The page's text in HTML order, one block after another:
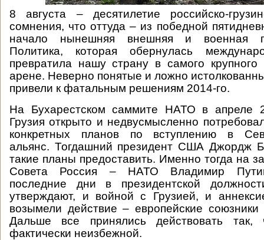
8 августа – десятилетие российско-
сомнения, что оттуда – из победной
начало нынешняя внешняя и военная
Политика, которая обернулась
превратила нашу страну в самого
арене. Неверно понятые и ложно
привели к фатальным решениям 2014-го.
На Бухарестском саммите НАТО в апреле
Грузия открыто и недвусмысленно
конкретных планов по вступлению в
альянс. Тогдашний президент США Джордж
такие планы предоставить. Именно тогда на
Совета Россия – НАТО Владимир
последние дни в президентской
утверждают, и войной с Грузией, и
возымели действие – европейские
Дальше все принялись действовать так,
фактически неизбежной.